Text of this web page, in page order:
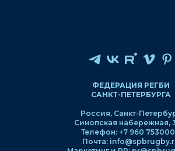
ФЕДЕРАЦИЯ РЕГБИ
САНКТ-ПЕТЕРБУРГА
Россия, Санкт-
Синопская набережная,
Телефон: +7 960
Почта: